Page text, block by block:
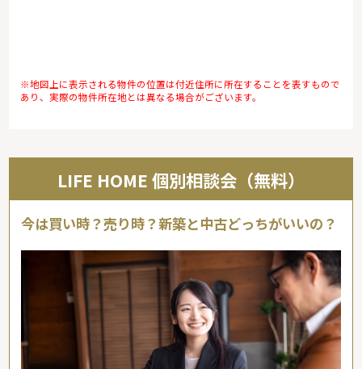
※地図上に表示される物件の位置は付近住所に所在することを表すもので
あり、実際の物件所在地とは異なる場合がございます。
LIFE HOME 個別相談会（無料）
今は買い時？売り時？新築と中古どっちがいいの？